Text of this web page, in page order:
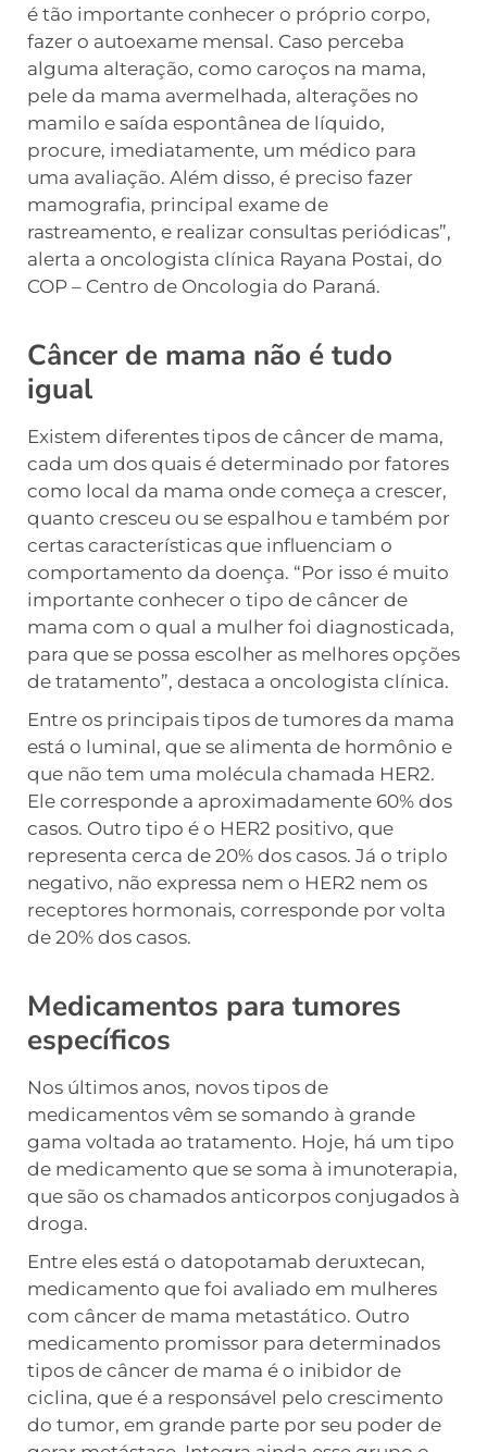
é tão importante conhecer o próprio corpo,
fazer o autoexame mensal. Caso perceba
alguma alteração, como caroços na mama,
pele da mama avermelhada, alterações no
mamilo e saída espontânea de líquido,
procure, imediatamente, um médico para
uma avaliação. Além disso, é preciso fazer
mamografia, principal exame de
rastreamento, e realizar consultas periódicas”,
alerta a oncologista clínica Rayana Postai, do
COP – Centro de Oncologia do Paraná.
Câncer de mama não é tudo
igual
Existem diferentes tipos de câncer de mama,
cada um dos quais é determinado por fatores
como local da mama onde começa a crescer,
quanto cresceu ou se espalhou e também por
certas características que influenciam o
comportamento da doença. “Por isso é muito
importante conhecer o tipo de câncer de
mama com o qual a mulher foi diagnosticada,
para que se possa escolher as melhores opções
de tratamento”, destaca a oncologista clínica.
Entre os principais tipos de tumores da mama
está o luminal, que se alimenta de hormônio e
que não tem uma molécula chamada HER2.
Ele corresponde a aproximadamente 60% dos
casos. Outro tipo é o HER2 positivo, que
representa cerca de 20% dos casos. Já o triplo
negativo, não expressa nem o HER2 nem os
receptores hormonais, corresponde por volta
de 20% dos casos.
Medicamentos para tumores
específicos
Nos últimos anos, novos tipos de
medicamentos vêm se somando à grande
gama voltada ao tratamento. Hoje, há um tipo
de medicamento que se soma à imunoterapia,
que são os chamados anticorpos conjugados à
droga.
Entre eles está o datopotamab deruxtecan,
medicamento que foi avaliado em mulheres
com câncer de mama metastático. Outro
medicamento promissor para determinados
tipos de câncer de mama é o inibidor de
ciclina, que é a responsável pelo crescimento
do tumor, em grande parte por seu poder de